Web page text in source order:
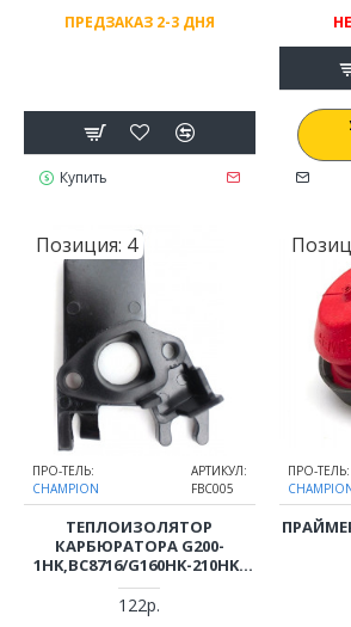
ПРЕДЗАКАЗ 2-3 ДНЯ
Купить
Позиция: 4
ПРО-ТЕЛЬ:
CHAMPION
АРТИКУЛ:
FBC005
ТЕПЛОИЗОЛЯТОР
КАРБЮРАТОРА G200-
1HK,BC8716/G160HK-210HK/
ВС5511,5512,6612,6712,8713/GP50-
82 FBC005
122р.
ПРО-ТЕЛЬ: